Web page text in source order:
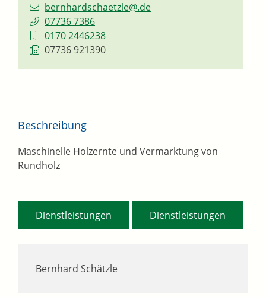
bernhardschaetzle@.de
07736 7386
0170 2446238
07736 921390
Bernhard Schätzle
Beschreibung
Maschinelle Holzernte und Vermarktung von
Rundholz
Dienstleistungen Dienstleistungen